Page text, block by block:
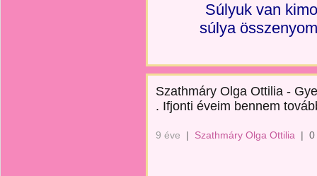
Súlyuk van
súlya
Szathmáry Olga Ottilia -
. Ifjonti éveim bennem
9 éve | Szathmáry Olga Ottilia | 0